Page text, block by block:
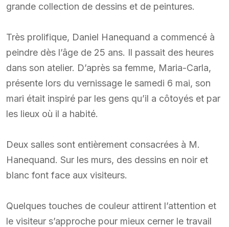
grande collection de dessins et de peintures.
Très prolifique, Daniel Hanequand a commencé à
peindre dès l’âge de 25 ans. Il passait des heures
dans son atelier. D’après sa femme, Maria-Carla,
présente lors du vernissage le samedi 6 mai, son
mari était inspiré par les gens qu’il a côtoyés et par
les lieux où il a habité.
Deux salles sont entièrement consacrées à M.
Hanequand. Sur les murs, des dessins en noir et
blanc font face aux visiteurs.
Quelques touches de couleur attirent l’attention et
le visiteur s’approche pour mieux cerner le travail